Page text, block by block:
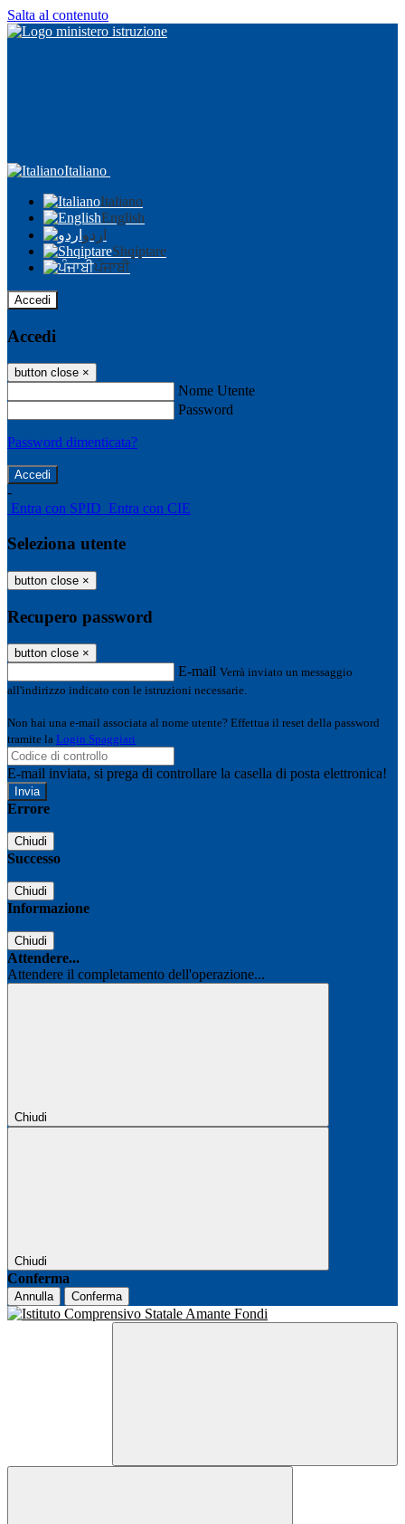
Salta al contenuto
Italiano
Italiano
English
اردو
Shqiptare
ਪੰਜਾਬੀ
Accedi
Accedi
button close ×
Nome Utente
Password
Password dimenticata?
-
Entra con SPID Entra con CIE
Seleziona utente
button close ×
Recupero password
button close ×
E-mail Verrà inviato un messaggio
all'indirizzo indicato con le istruzioni necessarie.
Non hai una e-mail associata al nome utente? Effettua il reset della password
tramite la Login Spaggiari
E-mail inviata, si prega di controllare la casella di posta elettronica!
Errore
Chiudi
Successo
Chiudi
Informazione
Chiudi
Attendere...
Attendere il completamento dell'operazione...
Chiudi
Chiudi
Conferma
Annulla Conferma